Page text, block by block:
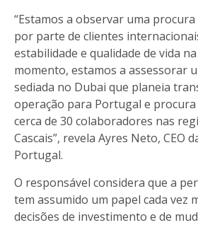
“Estamos a observar uma
por parte de clientes
estabilidade e qualidade de vida
momento, estamos a assessorar
sediada no Dubai que planeia
operação para Portugal e
cerca de 30 colaboradores nas
Cascais”, revela Ayres Neto, CEO
Portugal.
O responsável considera que a
tem assumido um papel cada vez
decisões de investimento e de